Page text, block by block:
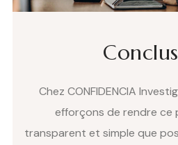
Chez CONFIDENCIA
efforçons de rendre ce
transparent et simple que